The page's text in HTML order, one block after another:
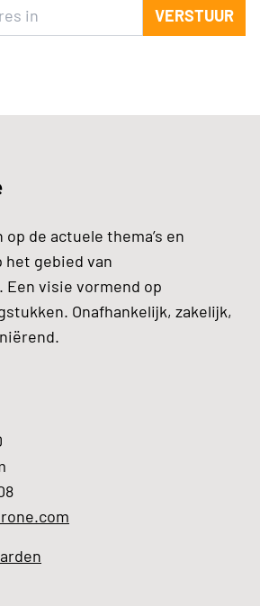
VERSTUUR
de actuele thema’s en
gebied van
visie vormend op
Onafhankelijk, zakelijk,